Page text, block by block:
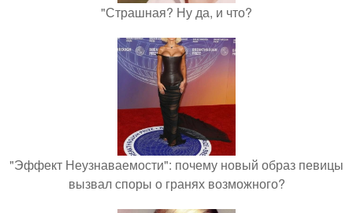
"Страшная? Ну да, и что?
"Эффект Неузнаваемости": почему новый образ певицы
вызвал споры о гранях возможного?